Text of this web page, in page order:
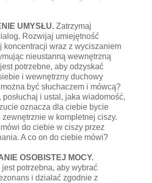
UMYSŁU. Zatrzymaj
Rozwijaj umiejętność
koncentracji wraz z wyciszaniem
nieustanną wewnętrzną
potrzebne, aby odzyskać
i wewnętrzny duchowy
być słuchaczem i mówcą?
posłuchaj i ustal, jaka wiadomość,
oznacza dla ciebie bycie
w kompletnej ciszy.
do ciebie w ciszy przez
A co on do ciebie mówi?
OSOBISTEJ MOCY.
potrzebna, aby wybrać
i działać zgodnie z